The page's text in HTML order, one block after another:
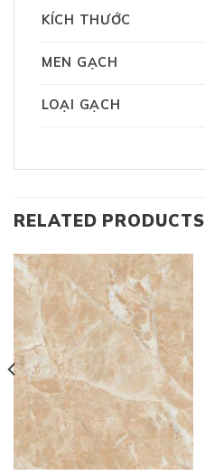
KÍCH THƯỚC
MEN GẠCH
LOẠI GẠCH
RELATED PRODUCTS